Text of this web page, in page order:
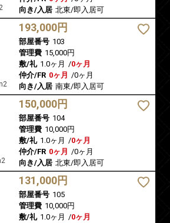
向き/入居 北東/即入居可
193,000円
部屋番号 103
管理費 15,000円
敷/礼 1.0ヶ月 /0ヶ月
仲介/FR 0ヶ月 /0ヶ月
向き/入居 南東/即入居可
150,000円
部屋番号 104
管理費 10,000円
敷/礼 1.0ヶ月 /0ヶ月
仲介/FR 0ヶ月 /0ヶ月
向き/入居 北東/即入居可
131,000円
部屋番号 105
管理費 10,000円
敷/礼 1.0ヶ月 /0ヶ月